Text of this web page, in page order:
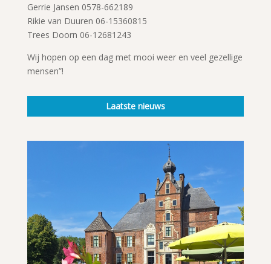
Gerrie Jansen 0578-662189
Rikie van Duuren 06-15360815
Trees Doorn 06-12681243
Wij hopen op een dag met mooi weer en veel gezellige
mensen”!
Laatste nieuws